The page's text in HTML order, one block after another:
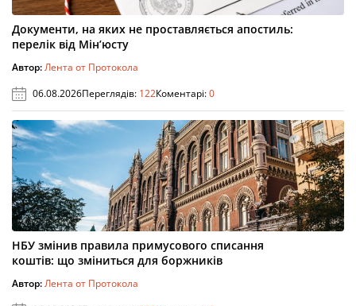
Документи, на яких не проставляється апостиль:
перелік від Мін’юсту
Автор:Лента от Протокола
06.08.2026Переглядів: 122Коментарі:0
НБУ змінив правила примусового списання
коштів: що зміниться для боржників
Автор:Лента от Протокола